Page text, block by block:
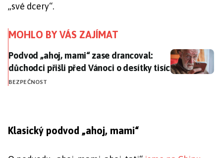
„své dcery“.
MOHLO BY VÁS ZAJÍMAT
Podvod „ahoj, mami“ zase drancoval: důchodci přišli
Podvod „ahoj, mami“ zase drancoval:
důchodci přišli před Vánoci o desítky tisíc
BEZPEČNOST
Klasický podvod „ahoj, mami“